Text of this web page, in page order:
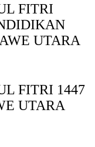
FITRI
UTARA
FITRI 1447
UTARA